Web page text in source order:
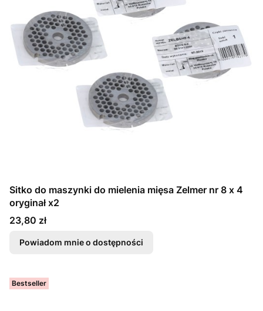
Sitko do maszynki do mielenia mięsa Zelmer nr 8 x 4
oryginał x2
Cena
23,80 zł
Powiadom mnie o dostępności
Bestseller